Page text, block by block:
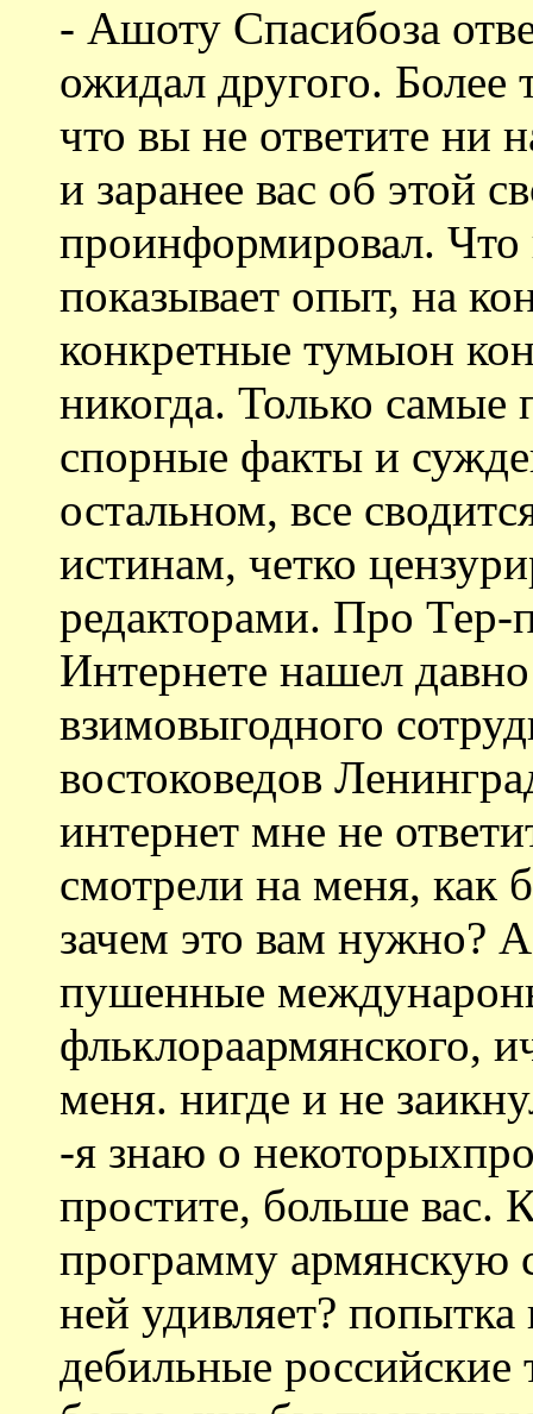
- Ашоту Спасибоза
ожидал другого. Более
что вы не ответите ни
и заранее вас об этой
проинформировал. Что
показывает опыт, на
конкретные тумыон
никогда. Только
спорные факты и
остальном, все
истинам, четко
редакторами. Про Тер-
Интернете нашел
взимовыгодного
востоковедов
интернет мне не
смотрели на меня, как
зачем это вам нужно?
пушенные
фльклораармянского,
меня. нигде и не
-я знаю о
простите, больше вас.
программу армянскую
ней удивляет?
дебильные